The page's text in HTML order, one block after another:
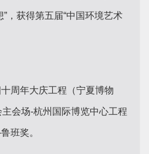
，获得第五届“中国环境艺术
周年大庆工程（宁夏博物
会场-杭州国际博览中心工程
班奖。